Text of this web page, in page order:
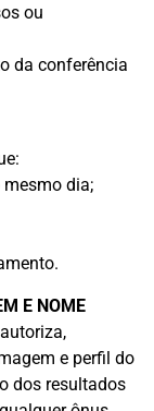
ou
da conferência
mesmo dia;
E NOME
e perfil do
dos resultados